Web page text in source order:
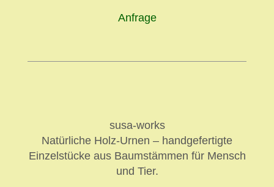
Anfrage
susa-works
Natürliche Holz-Urnen – handgefertigte
Einzelstücke aus Baumstämmen für Mensch
und Tier.